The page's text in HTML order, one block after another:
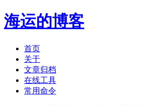
海运的博客
首页
关于
文章归档
在线工具
常用命令